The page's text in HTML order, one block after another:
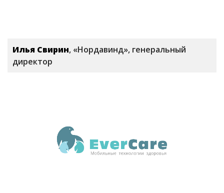
Илья Свирин, «Нордавинд», генеральный
директор